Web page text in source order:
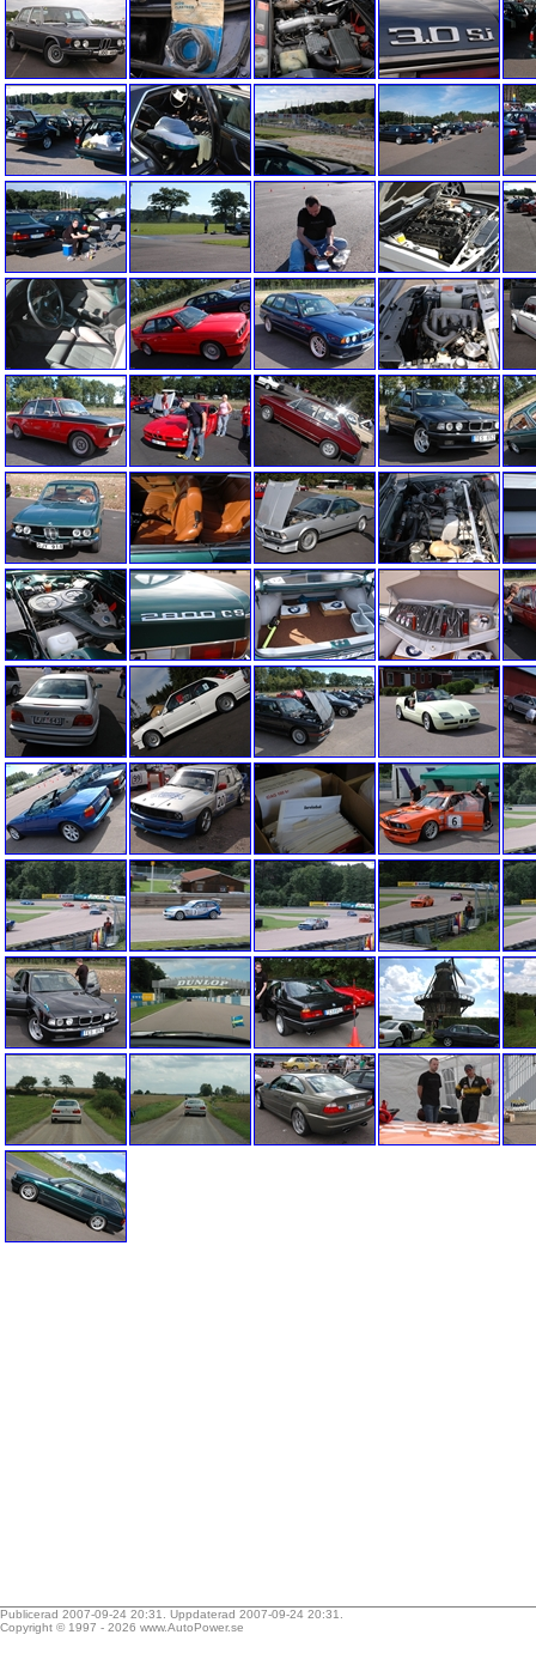
Publicerad 2007-09-24 20:31. Uppdaterad 2007-09-24 20:31.
Copyright © 1997 - 2026 www.AutoPower.se